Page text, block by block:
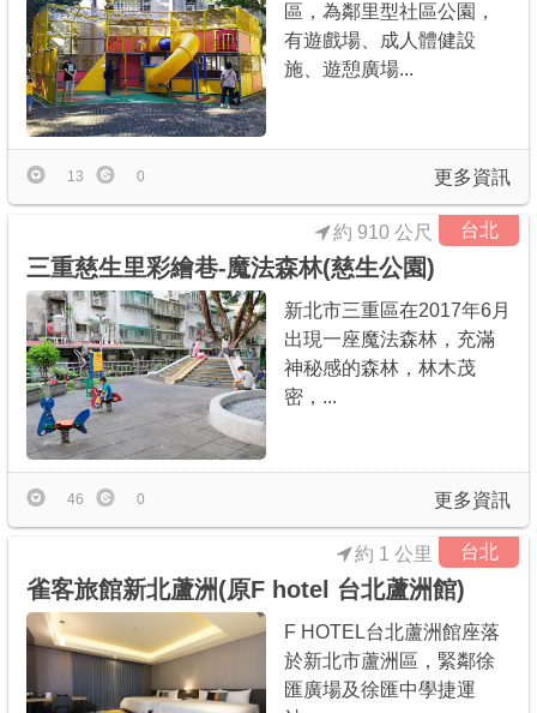
區，為鄰里型社區公園，
有遊戲場、成人體健設
施、遊憩廣場...
更多資訊
13 0
台北
三重慈生里彩繪巷-魔法森林(慈生公園)
約 910 公尺
新北市三重區在2017年6月
出現一座魔法森林，充滿
神秘感的森林，林木茂
密，...
更多資訊
46 0
台北
雀客旅館新北蘆洲(原F hotel 台北蘆洲館)
約 1 公里
F HOTEL台北蘆洲館座落
於新北市蘆洲區，緊鄰徐
匯廣場及徐匯中學捷運